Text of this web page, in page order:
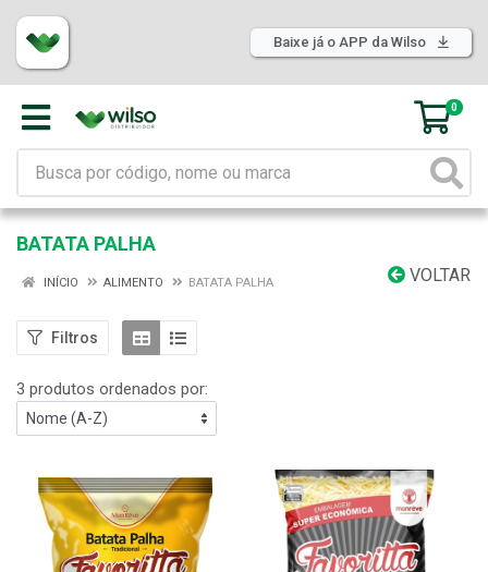
Baixe já o APP da Wilso
0
BATATA PALHA
VOLTAR
INÍCIO ALIMENTO BATATA PALHA
Filtros
3 produtos ordenados por: